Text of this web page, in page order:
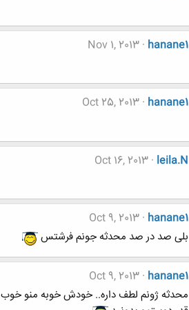
hanane1
Nov 1, 2013
hanane1
Oct 25, 2013
leila.N
Oct 16, 2013
hanane1
Oct 9, 2013
بلی صد در صد محدثه جونم فرشتس
hanane1
Oct 9, 2013
محدثه ژونم لطف داره.. خودش خوبه منو خوب